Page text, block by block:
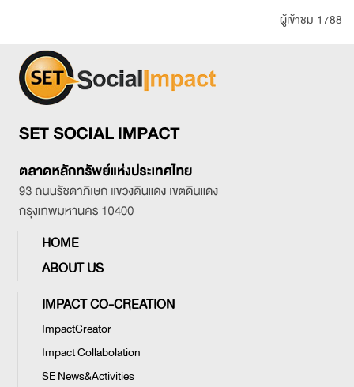
ผู้เข้าชม 1788
HOME
ABOUT US
IMPACT CO-CREATION
ImpactCreator
Impact Collabolation
SE News&Activities